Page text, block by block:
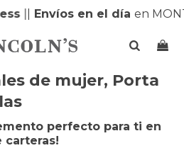
||Envíos en el díaen
de mujer, Porta
perfecto para ti en
carteras!